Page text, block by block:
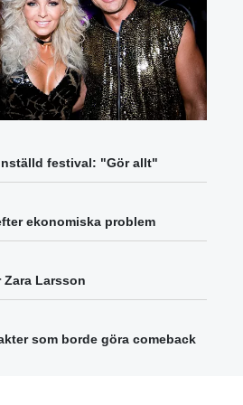
festival: "Gör allt"
ekonomiska problem
Zara Larsson
som borde göra comeback